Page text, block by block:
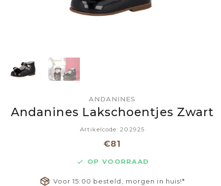
ANDANINES
Andanines Lakschoentjes Zwart
Artikelcode: 202925
€81
OP VOORRAAD
Voor 15:00 besteld, morgen in huis!*